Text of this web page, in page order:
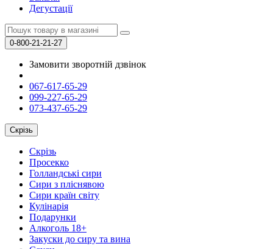
Дегустації
0-800-21-21-27
Замовити зворотній дзвінок
067-617-65-29
099-227-65-29
073-437-65-29
Скрізь
Скрізь
Просекко
Голландські сири
Сири з пліснявою
Сири країн світу
Кулінарія
Подарунки
Алкоголь 18+
Закуски до сиру та вина